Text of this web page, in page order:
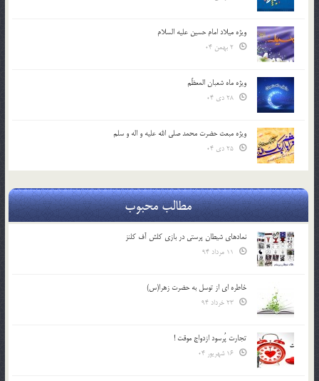
ویژه میلاد امام حسین علیه السلام
ویژه ماه شعبان المعظّم
ویژه مبعث حضرت محمد صلی الله علیه و اله و سلم
مطالب محبوب
نمادهای شیطان پرستی در بازی کلش آف کلنز
خاطره ای از توسل به حضرت زهرا(س)
تجارت پُرسود ازدواج موقت !